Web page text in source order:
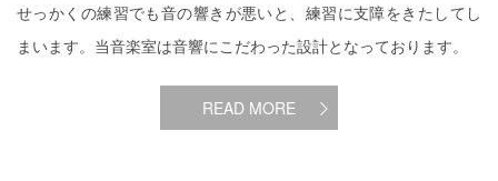
せっかくの練習でも音の響きが悪いと、練習に支障をきたしてし
まいます。当音楽室は音響にこだわった設計となっております。
READ MORE